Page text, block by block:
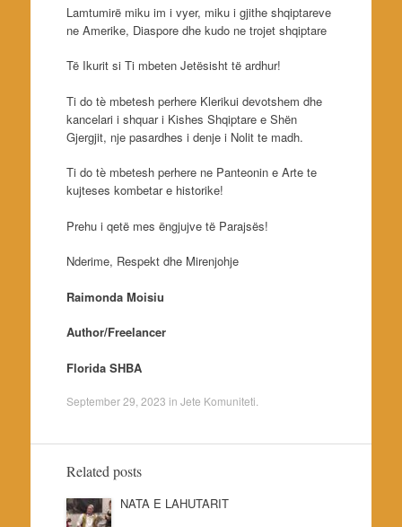
Lamtumirë miku im i vyer, miku i gjithe shqiptareve
ne Amerike, Diaspore dhe kudo ne trojet shqiptare
Të Ikurit si Ti mbeten Jetësisht të ardhur!
Ti do tè mbetesh perhere Klerikui devotshem dhe
kancelari i shquar i Kishes Shqiptare e Shën
Gjergjit, nje pasardhes i denje i Nolit te madh.
Ti do tè mbetesh perhere ne Panteonin e Arte te
kujteses kombetar e historike!
Prehu i qetë mes ëngjujve të Parajsës!
Nderime, Respekt dhe Mirenjohje
Raimonda Moisiu
Author/Freelancer
Florida SHBA
September 29, 2023 in Jete Komuniteti
Related posts
NATA E LAHUTARIT